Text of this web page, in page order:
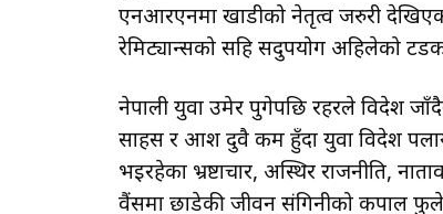
एनआरएनमा खाडीको नेतृत्व जरुरी
रेमिट्यान्सको सहि सदुपयोग अहिलेको
नेपाली युवा उमेर पुगेपछि रहरले विदेश
साहस र आश दुवै कम हुँदा युवा विदेश
भइरहेका भ्रष्टाचार, अस्थिर राजनीति,
वैंसमा छाडेकी जीवन संगिनीको कपाल